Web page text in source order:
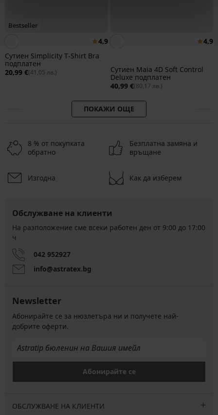
Bestseller
4,9
Сутиен Simplicity T-Shirt Bra
подплатен
20,99 €(41,05 лв.)
4,9
Сутиен Maia 4D Soft Control
Deluxe подплатен
40,99 €(80,17 лв.)
ПОКАЖИ ОЩЕ
8 % от покупката
обратно
Безплатна замяна и
връщане
Изгодна Как да изберем
Обслужване на клиенти
На разположение сме всеки работен ден от 9:00 до 17:00
ч
042 952927
info@astratex.bg
Newsletter
Абонирайте се за нюзлетъра ни и получете най-
добрите оферти.
Абонирайте се
ОБСЛУЖВАНЕ НА КЛИЕНТИ